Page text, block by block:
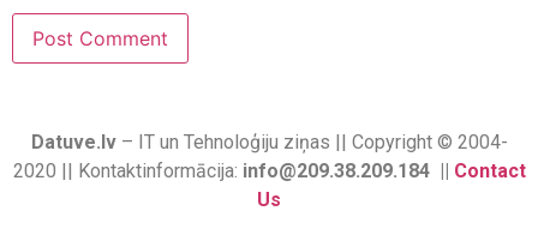
Datuve.lv– IT un Tehnoloģiju ziņas || Copyright © 2004-
2020 || Kontaktinformācija: info@209.38.209.184 || Contact
Us